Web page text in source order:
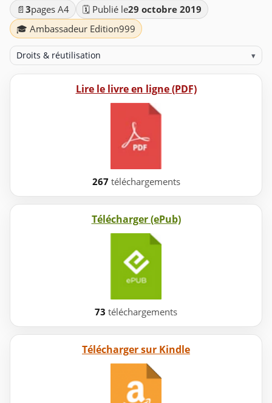
📄 3pages A4 🗓️ Publié le29 octobre 2019
🎓 Ambassadeur Edition999
Droits & réutilisation ▾
Lire le livre en ligne (PDF)
267 téléchargements
Télécharger (ePub)
73 téléchargements
Télécharger sur Kindle